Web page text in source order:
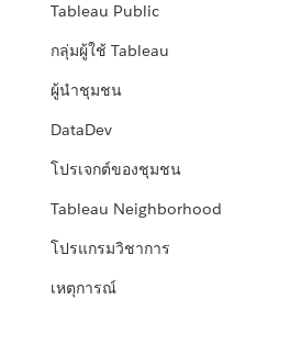
Tableau Public
กลุ่มผู้ใช้ Tableau
ผู้นำชุมชน
DataDev
โปรเจกต์ของชุมชน
Tableau Neighborhood
โปรแกรมวิชาการ
เหตุการณ์